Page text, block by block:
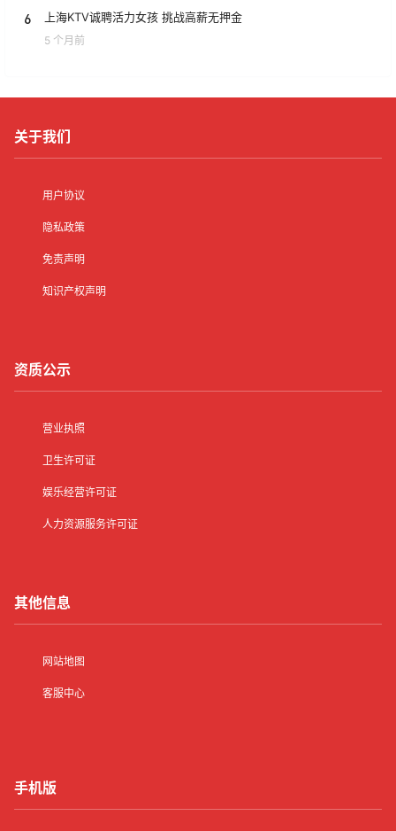
6 上海KTV诚聘活力女孩 挑战高薪无押金
5 个月前
关于我们
用户协议
隐私政策
免责声明
知识产权声明
资质公示
营业执照
卫生许可证
娱乐经营许可证
人力资源服务许可证
其他信息
网站地图
客服中心
手机版